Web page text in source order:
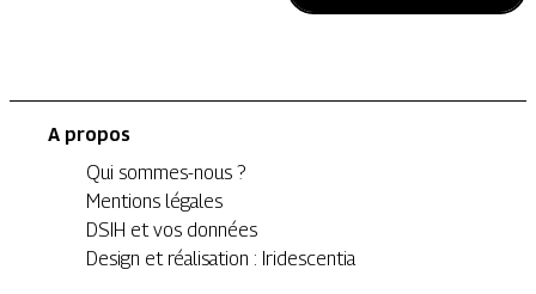
A propos
Qui sommes-nous ?
Mentions légales
DSIH et vos données
Design et réalisation : Iridescentia